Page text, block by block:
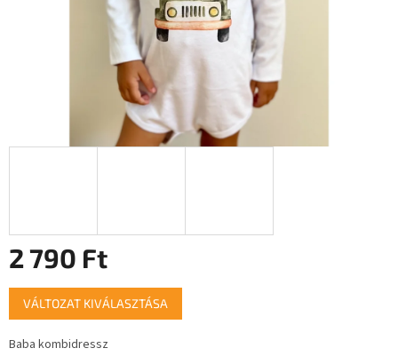
2 790 Ft
Egységár:
VÁLTOZAT KIVÁLASZTÁSA
Baba kombidressz